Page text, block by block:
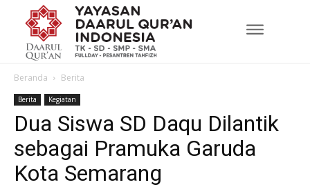
Beranda Berita
Berita Kegiatan
Dua Siswa SD Daqu Dilantik
sebagai Pramuka Garuda
Kota Semarang